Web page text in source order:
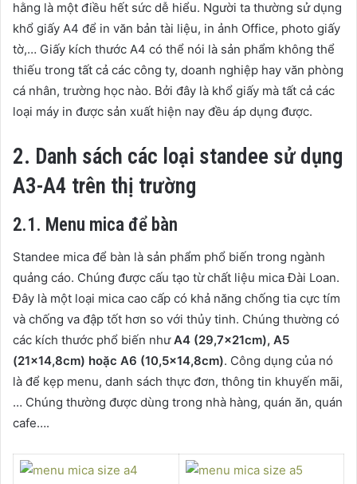
hằng là một điều hết sức dễ hiểu. Người ta thường sử dụng
khổ giấy A4 để in văn bản tài liệu, in ảnh Office, photo giấy
tờ,… Giấy kích thước A4 có thể nói là sản phẩm không thể
thiếu trong tất cả các công ty, doanh nghiệp hay văn phòng
cá nhân, trường học nào. Bởi đây là khổ giấy mà tất cả các
loại máy in được sản xuất hiện nay đều áp dụng được.
2. Danh sách các loại standee sử dụng
A3-A4 trên thị trường
2.1. Menu mica để bàn
Standee mica để bàn là sản phẩm phổ biến trong ngành
quảng cáo. Chúng được cấu tạo từ chất liệu mica Đài Loan.
Đây là một loại mica cao cấp có khả năng chống tia cực tím
và chống va đập tốt hơn so với thủy tinh. Chúng thường có
các kích thước phổ biến nhưA4 (29,7x21cm), A5
(21×14,8cm) hoặc A6 (10,5×14,8cm). Công dụng của nó
là để kẹp menu, danh sách thực đơn, thông tin khuyến mãi,
… Chúng thường được dùng trong nhà hàng, quán ăn, quán
cafe….